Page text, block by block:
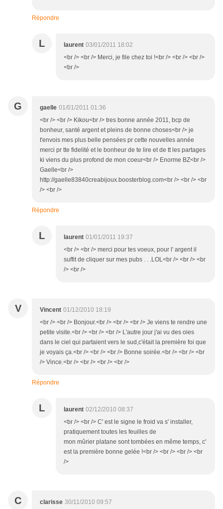
Répondre
L laurent 03/01/2011 18:02
<br /> <br /> Merci, je file chez toi !<br /> <br /> <br />
<br />
G gaelle 01/01/2011 01:36
<br /> <br /> Kikou<br /> tres bonne année 2011, bcp de
bonheur, santé argent et pleins de bonne choses<br /> je
t'envois mes plus belle pensées pr cette nouvelles année
merci pr tte fidelité et le bonheur de te lire et de tt les partages
ki viens du plus profond de mon coeur<br /> Enorme BZ<br />
Gaelle<br />
http://gaelle83840creabijoux.boosterblog.com<br /> <br /> <br
/> <br />
Répondre
L laurent 01/01/2011 19:37
<br /> <br /> merci pour tes voeux, pour l' argent il
suffit de cliquer sur mes pubs . . .LOL<br /> <br /> <br
/> <br />
V Vincent 01/12/2010 18:19
<br /> <br /> Bonjour.<br /> <br /> <br /> Je viens te rendre une
petite visite.<br /> <br /> <br /> L'autre jour j'ai vu des oies
dans le ciel qui partaient vers le sud,c'était la première foi que
je voyais ça.<br /> <br /> <br /> Bonne soirée.<br /> <br /> <br
/> Vince.<br /> <br /> <br /> <br />
Répondre
L laurent 02/12/2010 08:37
<br /> <br /> C' est le signe le froid va s' installer,
pratiquement toutes les feuilles de
mon mûrier platane sont tombées en même temps, c'
est la première bonne gelée !<br /> <br /> <br /> <br
/>
C clarisse 30/11/2010 09:57